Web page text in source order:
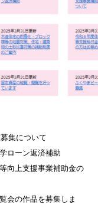
集について
ローン返済補助
向上支援事業補助金の
会の作品を募集しま